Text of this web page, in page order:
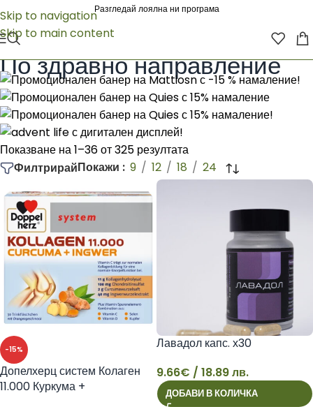
Skip to navigation
Skip to main content
Разгледай лоялна ни програма
Начало/Natures way/По здравно направление
По здравно направление
Показване на 1–36 от 325 резултата
ФилтрирайПокажи 9 12 18 24
-15%
Допелхерц систем Колаген
11.000 Куркума +
9
Лавадол капс. х30
9.66€ / 18.89 лв.
ДОБАВИ В КОЛИЧКА